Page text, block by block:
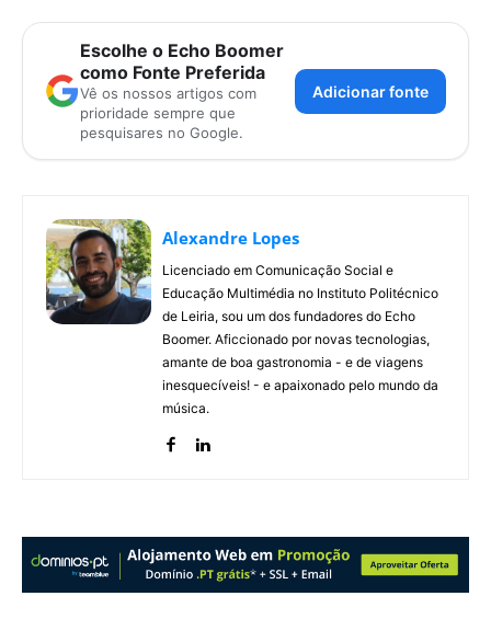
Escolhe o Echo Boomer
como Fonte Preferida
Vê os nossos artigos com
prioridade sempre que
pesquisares no Google.
Adicionar fonte
Alexandre Lopes
Licenciado em Comunicação Social e
Educação Multimédia no Instituto Politécnico
de Leiria, sou um dos fundadores do Echo
Boomer. Aficcionado por novas tecnologias,
amante de boa gastronomia - e de viagens
inesquecíveis! - e apaixonado pelo mundo da
música.